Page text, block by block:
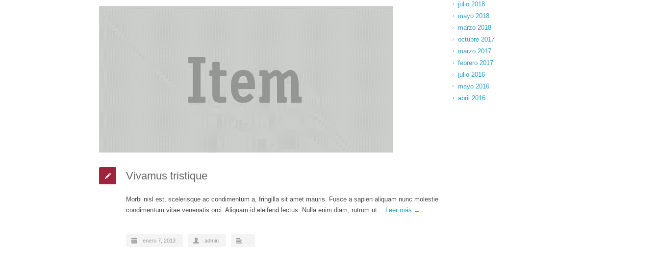
Vivamus tristique
Morbi nisl est, scelerisque ac condimentum a, fringilla sit amet mauris. Fusce a sapien aliquam nunc molestie
condimentum vitae venenatis orci. Aliquam id eleifend lectus. Nulla enim diam, rutrum ut… Leer más →
enero 7, 2013 admin
julio 2018
mayo 2018
marzo 2018
octubre 2017
marzo 2017
febrero 2017
julio 2016
mayo 2016
abril 2016